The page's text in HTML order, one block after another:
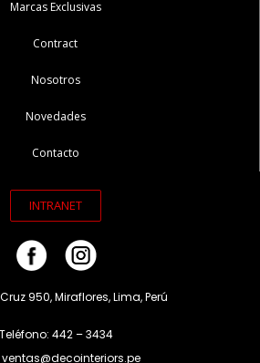
Marcas Exclusivas
Contract
Nosotros
Novedades
Contacto
INTRANET
950, Miraflores, Lima, Perú
Teléfono: 442 – 3434